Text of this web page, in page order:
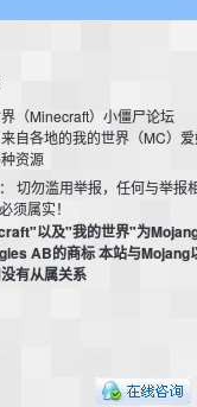
（Minecraft）小僵尸论坛
自各地的我的世界（MC）
资源
切勿滥用举报，任何与举报
须属实！
以及"我的世界"为
AB的商标 本站与Mojang
有从属关系